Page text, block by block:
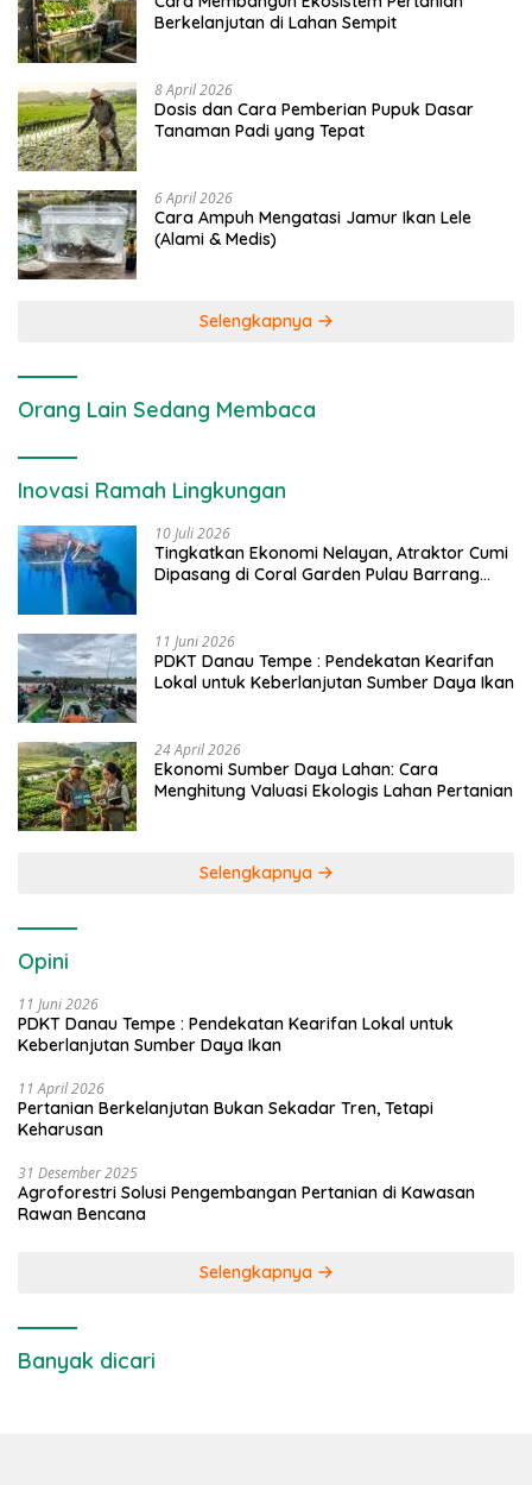
Berkelanjutan di Lahan Sempit
8 April 2026
Dosis dan Cara Pemberian Pupuk Dasar
Tanaman Padi yang Tepat
6 April 2026
Cara Ampuh Mengatasi Jamur Ikan Lele
(Alami & Medis)
Selengkapnya
Orang Lain Sedang Membaca
Inovasi Ramah Lingkungan
10 Juli 2026
Tingkatkan Ekonomi Nelayan, Atraktor Cumi
Dipasang di Coral Garden Pulau Barrang
11 Juni 2026
PDKT Danau Tempe : Pendekatan Kearifan
Lokal untuk Keberlanjutan Sumber Daya Ikan
24 April 2026
Ekonomi Sumber Daya Lahan: Cara
Menghitung Valuasi Ekologis Lahan Pertanian
Selengkapnya
Opini
11 Juni 2026
PDKT Danau Tempe : Pendekatan Kearifan Lokal untuk
Keberlanjutan Sumber Daya Ikan
11 April 2026
Pertanian Berkelanjutan Bukan Sekadar Tren, Tetapi
Keharusan
31 Desember 2025
Agroforestri Solusi Pengembangan Pertanian di Kawasan
Rawan Bencana
Selengkapnya
Banyak dicari